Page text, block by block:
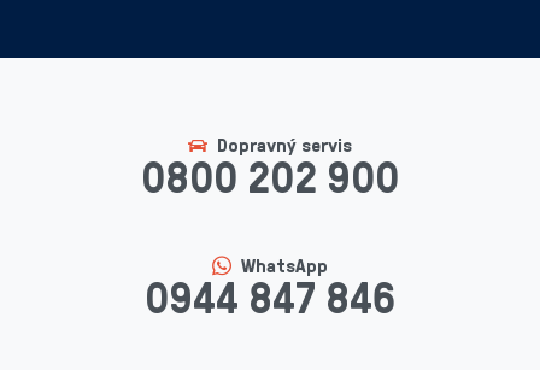
Dopravný servis
0800 202 900
WhatsApp
0944 847 846